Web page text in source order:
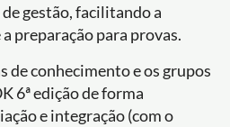
gestão, facilitando a
preparação para provas.
de conhecimento e os grupos
6ª edição de forma
e integração (com o